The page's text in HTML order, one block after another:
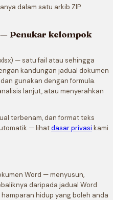
dalam satu arkib ZIP.
Penukar kelompok
— satu fail atau sehingga
kandungan jadual dokumen
gunakan dengan formula.
lanjut, atau menyerahkan
terbenam, dan format teks
— lihatdasar privasi kami
Word — menyusun,
daripada jadual Word
hidup yang boleh anda